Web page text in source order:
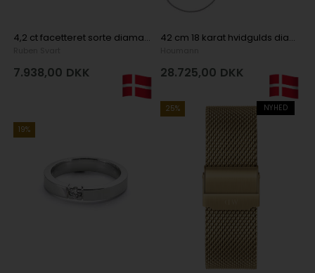
4,2 ct facetteret sorte diamanter på knyttet armbånd
7.938,00 DKK
42 cm 18 karat hvidgulds diamant halskæde med 230 diamanter, Wesselton VS-SI, 42 cm
28.725,00 DKK
19%
NYHED
25%